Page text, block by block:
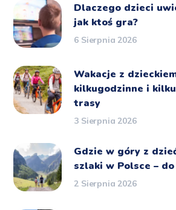
Dlaczego dzieci
jak ktoś gra?
6 Sierpnia 2026
Wakacje z
kilkugodzinne i
trasy
3 Sierpnia 2026
Gdzie w góry z
szlaki w Polsce –
2 Sierpnia 2026